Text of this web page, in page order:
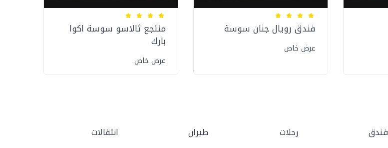
فندق رويال جنان سوسة
عرض خاص
منتجع ثالاسو سوسة اكوا
بارك
عرض خاص
فندق
رحلات
طيران
انتقالات